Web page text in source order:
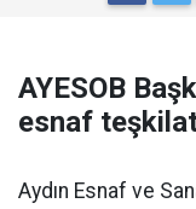
AYESOB
esnaf
Aydın Esnaf ve